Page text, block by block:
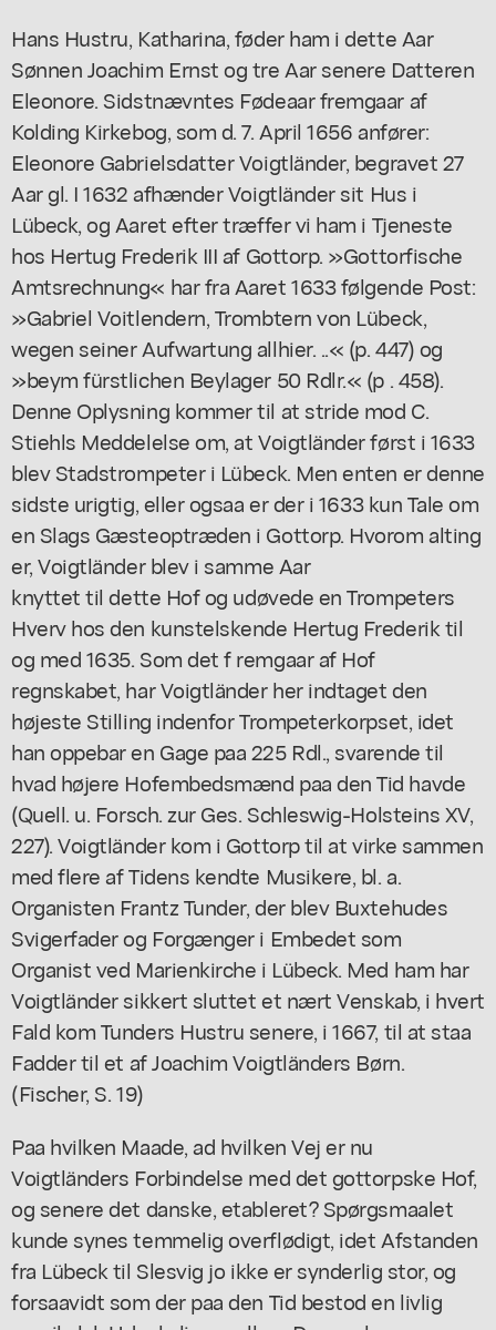
Hans Hustru, Katharina, føder ham i dette Aar
Sønnen Joachim Ernst og tre Aar senere Datteren
Eleonore. Sidstnævntes Fødeaar fremgaar af
Kolding Kirkebog, som d. 7. April 1656 anfører:
Eleonore Gabrielsdatter Voigtländer, begravet 27
Aar gl. I 1632 afhænder Voigtländer sit Hus i
Lübeck, og Aaret efter træffer vi ham i Tjeneste
hos Hertug Frederik III af Gottorp. »Gottorfische
Amtsrechnung« har fra Aaret 1633 følgende Post:
»Gabriel Voitlendern, Trombtern von Lübeck,
wegen seiner Aufwartung allhier. ..« (p. 447) og
»beym fürstlichen Beylager 50 Rdlr.« (p . 458).
Denne Oplysning kommer til at stride mod C.
Stiehls Meddelelse om, at Voigtländer først i 1633
blev Stadstrompeter i Lübeck. Men enten er denne
sidste urigtig, eller ogsaa er der i 1633 kun Tale om
en Slags Gæsteoptræden i Gottorp. Hvorom alting
er, Voigtländer blev i samme Aar
knyttet til dette Hof og udøvede en Trompeters
Hverv hos den kunstelskende Hertug Frederik til
og med 1635. Som det f remgaar af Hof
regnskabet, har Voigtländer her indtaget den
højeste Stilling indenfor Trompeterkorpset, idet
han oppebar en Gage paa 225 Rdl., svarende til
hvad højere Hofembedsmænd paa den Tid havde
(Quell. u. Forsch. zur Ges. Schleswig-Holsteins XV,
227). Voigtländer kom i Gottorp til at virke sammen
med flere af Tidens kendte Musikere, bl. a.
Organisten Frantz Tunder, der blev Buxtehudes
Svigerfader og Forgænger i Embedet som
Organist ved Marienkirche i Lübeck. Med ham har
Voigtländer sikkert sluttet et nært Venskab, i hvert
Fald kom Tunders Hustru senere, i 1667, til at staa
Fadder til et af Joachim Voigtländers Børn.
(Fischer, S. 19)
Paa hvilken Maade, ad hvilken Vej er nu
Voigtländers Forbindelse med det gottorpske Hof,
og senere det danske, etableret? Spørgsmaalet
kunde synes temmelig overflødigt, idet Afstanden
fra Lübeck til Slesvig jo ikke er synderlig stor, og
forsaavidt som der paa den Tid bestod en livlig